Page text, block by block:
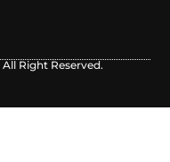
All Right Reserved.